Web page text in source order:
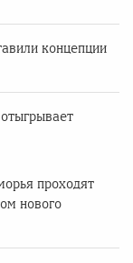
концепции
проходят
нового